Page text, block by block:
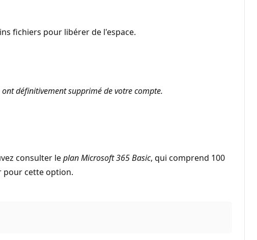
fichiers pour libérer de l'espace.
définitivement supprimé de votre compte.
consulter leplan Microsoft 365 Basic, qui comprend 100
pour cette option.